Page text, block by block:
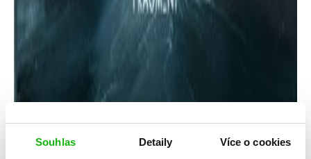
Souhlas Detaily Více o cookies
Rick Riordan